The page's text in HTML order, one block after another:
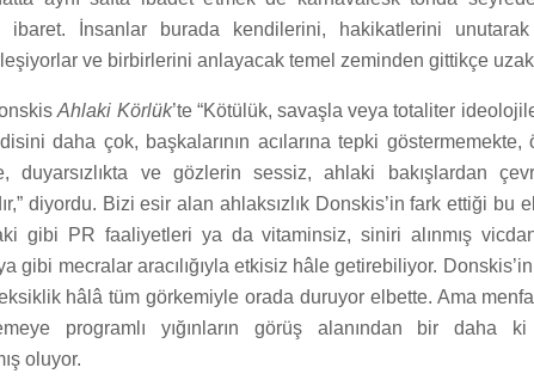
ibaret. İnsanlar burada kendilerini, hakikatlerini
ve birbirlerini anlayacak temel zeminden gittikçe
Ahlaki Körlük’te “Kötülük, savaşla veya totaliter
daha çok, başkalarının acılarına tepki göstermemekte,
duyarsızlıkta ve gözlerin sessiz, ahlaki bakışlardan
diyordu. Bizi esir alan ahlaksızlık Donskis’in fark ettiği bu
gibi PR faaliyetleri ya da vitaminsiz, siniri alınmış
gibi mecralar aracılığıyla etkisiz hâle getirebiliyor.
hâlâ tüm görkemiyle orada duruyor elbette. Ama
programlı yığınların görüş alanından bir daha
oluyor.